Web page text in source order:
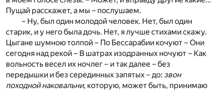
Пущай расскажет, а мы – послушаем.
– Ну, был один молодой человек. Нет, был один
старик, и у него была дочь. Нет, я лучше стихами скажу.
Цыгане шумною толпой – По Бессарабии кочуют – Они
сегодня над рекой – В шатрах изодранных ночуют – Как
вольность весел их ночлег – и так далее – без
передышки и без серединных запятых – до: звон
походной наковальни, которую, может быть, принимаю